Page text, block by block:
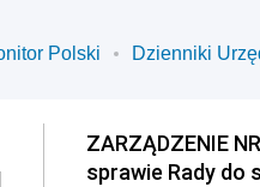
Polski Dzienniki
ZARZĄDZENIE
sprawie Rady do